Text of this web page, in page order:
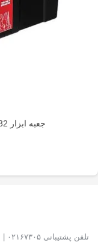
جعبه ابزار 32 سانتیمتر رونیکس مدل RH-9151
تلفن پشتیبانی ۰۲۱۶۷۳۰۵